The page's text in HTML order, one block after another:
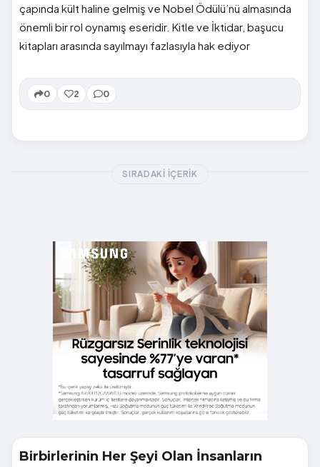
çapında kült haline gelmiş ve Nobel Ödülü’nü almasında
önemli bir rol oynamış eseridir. Kitle ve İktidar, başucu
kitapları arasında sayılmayı fazlasıyla hak ediyor
0 2 0
SIRADAKI İÇERIK
Birbirlerinin Her Şeyi Olan İnsanların